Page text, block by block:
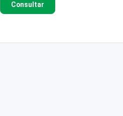
Consultar